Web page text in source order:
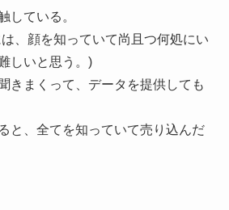
している。
、顔を知っていて尚且つ何処にい
しいと思う。)
きまくって、データを提供しても
と、全てを知っていて売り込んだ